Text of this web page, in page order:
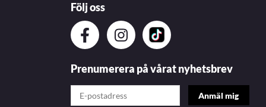
Följ oss
Prenumerera på vårat nyhetsbrev